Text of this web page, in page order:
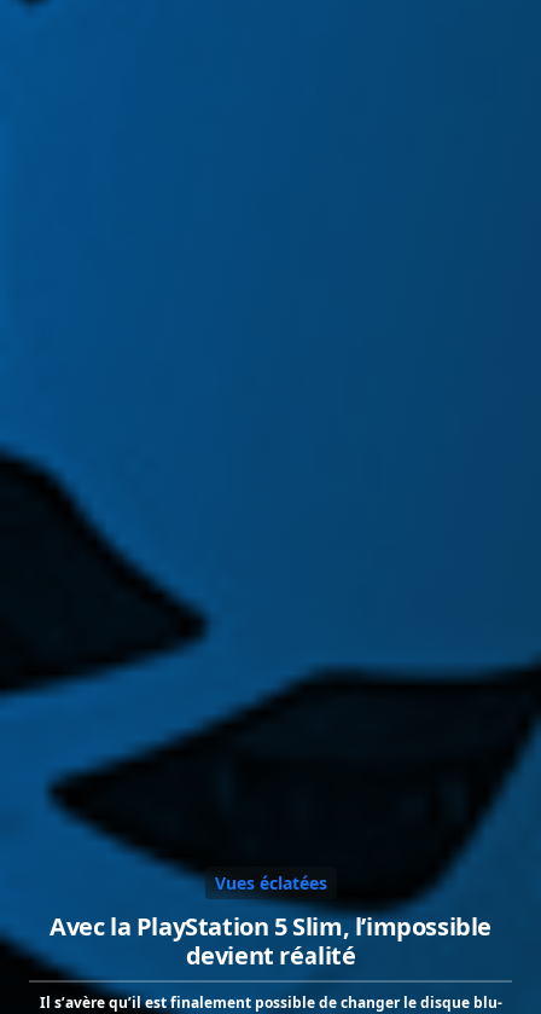
Vues éclatées
Avec la PlayStation 5 Slim, l’impossible
devient réalité
Il s’avère qu’il est finalement possible de changer le disque blu-